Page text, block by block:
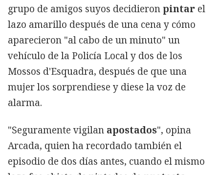
grupo de amigos suyos decidieron pintar el
lazo amarillo después de una cena y cómo
aparecieron "al cabo de un minuto" un
vehículo de la Policía Local y dos de los
Mossos d'Esquadra, después de que una
mujer los sorprendiese y diese la voz de
alarma.
"Seguramente vigilan apostados", opina
Arcada, quien ha recordado también el
episodio de dos días antes, cuando el mismo